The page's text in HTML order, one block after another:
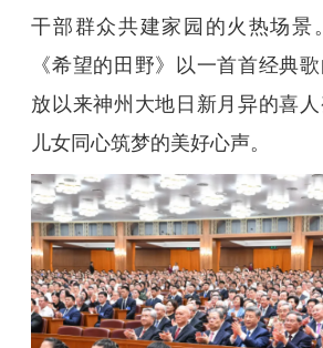
干部群众共建家园的火热场景
《希望的田野》以一首首经典
放以来神州大地日新月异的喜
儿女同心筑梦的美好心声。